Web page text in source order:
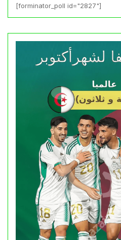
[forminator_poll id="2827"]